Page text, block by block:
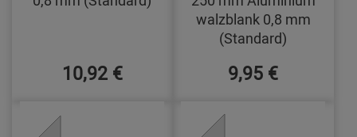
10,92 €
walzblank 0,8 mm
(Standard)
9,95 €